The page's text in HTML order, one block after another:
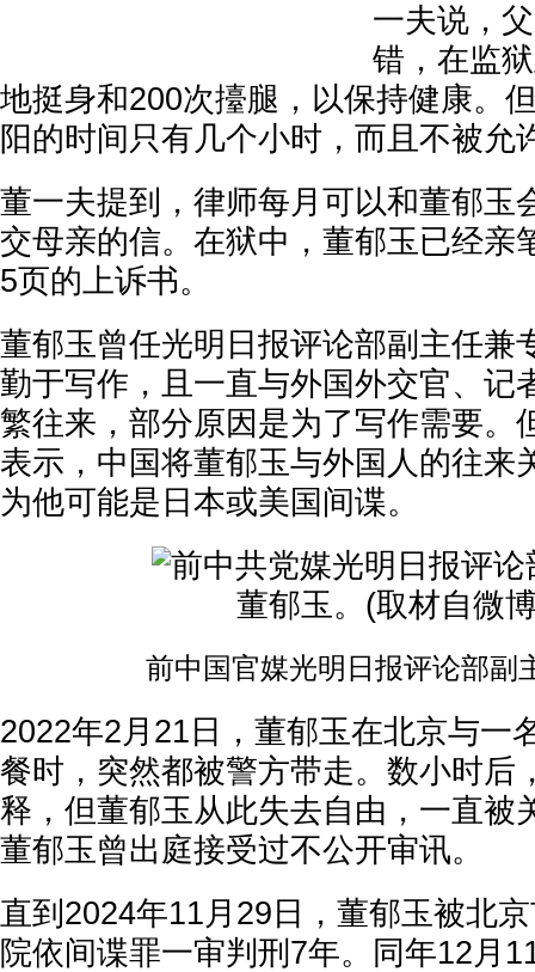
一夫说，
错，在监
地挺身和200次擡腿，以保持健康。
阳的时间只有几个小时，而且不被允
董一夫提到，律师每月可以和董郁玉
交母亲的信。在狱中，董郁玉已经亲
5页的上诉书。
董郁玉曾任光明日报评论部副主任兼
勤于写作，且一直与外国外交官、记
繁往来，部分原因是为了写作需要。
表示，中国将董郁玉与外国人的往来
为他可能是日本或美国间谍。
前中国官媒光明日报评论部副
2022年2月21日，董郁玉在北京与一
餐时，突然都被警方带走。数小时后
释，但董郁玉从此失去自由，一直被
董郁玉曾出庭接受过不公开审讯。
直到2024年11月29日，董郁玉被北
院依间谍罪一审判刑7年。同年12月